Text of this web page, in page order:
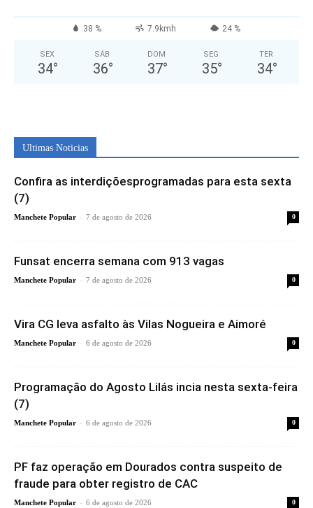
38 % 7.9kmh 24 %
SEX
34°
SÁB
36°
DOM
37°
SEG
35°
TER
34°
Ultimas Noticias
Confira as interdiçõesprogramadas para esta sexta
(7)
Manchete Popular - 7 de agosto de 2026 0
Funsat encerra semana com 913 vagas
Manchete Popular - 7 de agosto de 2026 0
Vira CG leva asfalto às Vilas Nogueira e Aimoré
Manchete Popular - 6 de agosto de 2026 0
Programação do Agosto Lilás incia nesta sexta-feira
(7)
Manchete Popular - 6 de agosto de 2026 0
PF faz operação em Dourados contra suspeito de
fraude para obter registro de CAC
Manchete Popular - 6 de agosto de 2026 0